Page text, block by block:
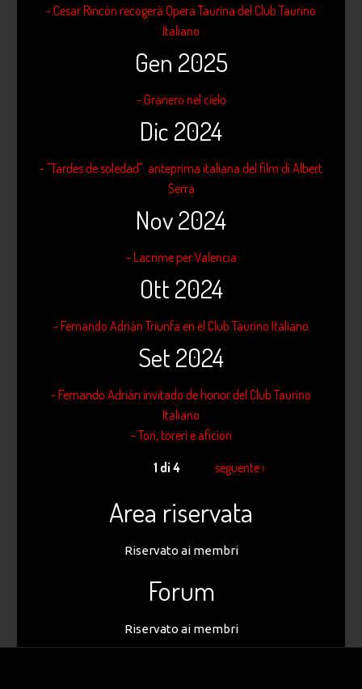
- Cesar Rincòn recogerà Opera Taurina del Club Taurino
Italiano
Gen 2025
- Granero nel cielo
Dic 2024
- "Tardes de soledad": anteprima italiana del film di Albert
Serra
Nov 2024
- Lacrime per Valencia
Ott 2024
- Fernando Adrián Triunfa en el Club Taurino Italiano
Set 2024
- Fernando Adrián invitado de honor del Club Taurino
Italiano
- Tori, toreri e aficion
1 di 4
seguente ›
Area riservata
Riservato ai membri
Forum
Riservato ai membri